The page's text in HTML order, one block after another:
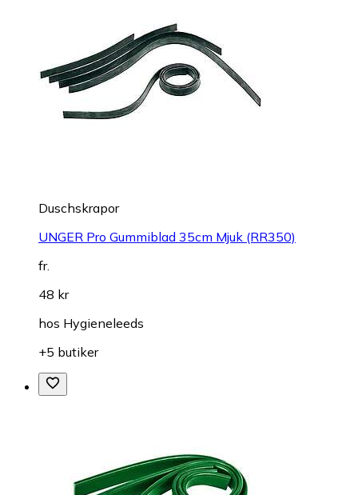
Duschskrapor
UNGER Pro Gummiblad 35cm Mjuk (RR350)
fr.
48 kr
hos Hygieneleeds
+5 butiker